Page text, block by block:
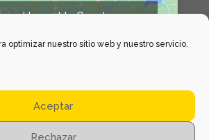
optimizar nuestro sitio web y nuestro servicio.
Aceptar
Rechazar
to enable Google maps